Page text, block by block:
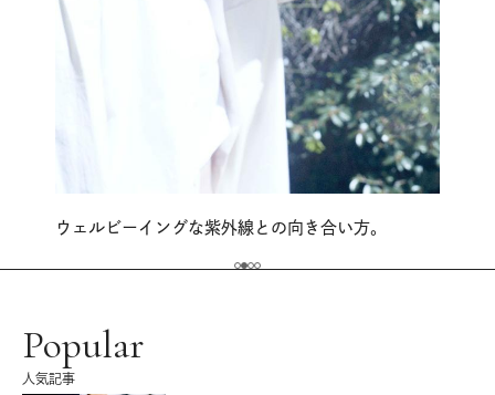
ウェルビーイングな紫外線との向き合い方。
Popular
人気記事